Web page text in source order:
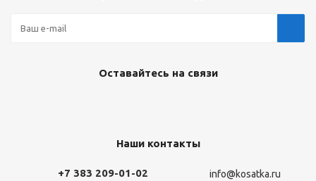
Оставайтесь на связи
Наши контакты
+7 383 209-01-02 info@kosatka.ru